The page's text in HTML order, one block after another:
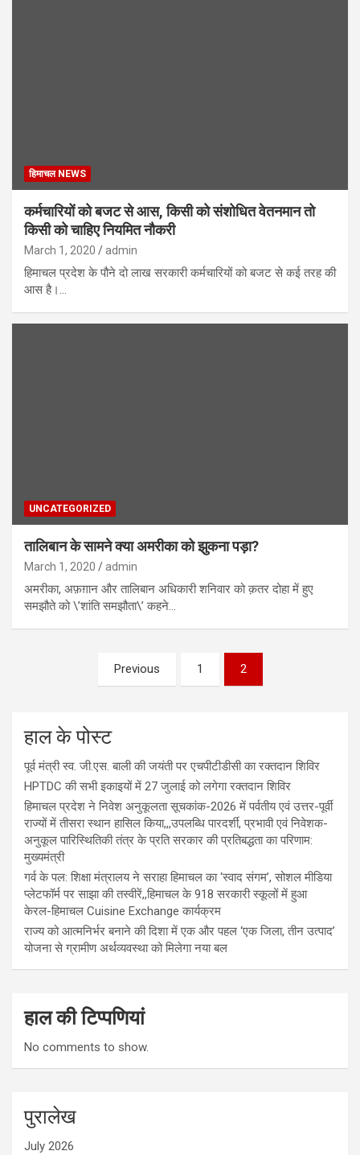
हिमाचल NEWS
कर्मचारियों को बजट से आस, किसी को संशोधित वेतनमान तो
किसी को चाहिए नियमित नौकरी
March 1, 2020 admin
हिमाचल प्रदेश के पौने दो लाख सरकारी कर्मचारियों को बजट से कई तरह की
आस है।…
UNCATEGORIZED
तालिबान के सामने क्या अमरीका को झुकना पड़ा?
March 1, 2020 admin
अमरीका, अफ़ग़ान और तालिबान अधिकारी शनिवार को क़तर दोहा में हुए
समझौते को \’शांति समझौता\’ कहने…
Previous 1 2
हाल के पोस्ट
पूर्व मंत्री स्व. जी.एस. बाली की जयंती पर एचपीटीडीसी का रक्तदान शिविर
HPTDC की सभी इकाइयों में 27 जुलाई को लगेगा रक्तदान शिविर
हिमाचल प्रदेश ने निवेश अनुकूलता सूचकांक-2026 में पर्वतीय एवं उत्तर-पूर्वी
राज्यों में तीसरा स्थान हासिल किया,,,उपलब्धि पारदर्शी, प्रभावी एवं निवेशक-
अनुकूल पारिस्थितिकी तंत्र के प्रति सरकार की प्रतिबद्धता का परिणाम:
मुख्यमंत्री
गर्व के पल: शिक्षा मंत्रालय ने सराहा हिमाचल का ‘स्वाद संगम’, सोशल मीडिया
प्लेटफॉर्म पर साझा की तस्वीरें,,हिमाचल के 918 सरकारी स्कूलों में हुआ
केरल-हिमाचल Cuisine Exchange कार्यक्रम
राज्य को आत्मनिर्भर बनाने की दिशा में एक और पहल ‘एक जिला, तीन उत्पाद’
योजना से ग्रामीण अर्थव्यवस्था को मिलेगा नया बल
हाल की टिप्पणियां
No comments to show.
पुरालेख
July 2026